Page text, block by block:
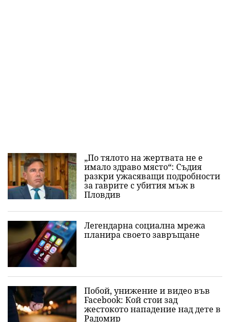
„По тялото на жертвата не е
имало здраво място“: Съдия
разкри ужасяващи подробности
за гаврите с убития мъж в
Пловдив
Легендарна социална мрежа
планира своето завръщане
Побой, унижение и видео във
Facebook: Кой стои зад
жестокото нападение над дете в
Радомир